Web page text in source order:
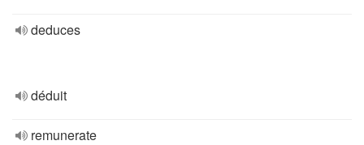
deduces
déduit
remunerate